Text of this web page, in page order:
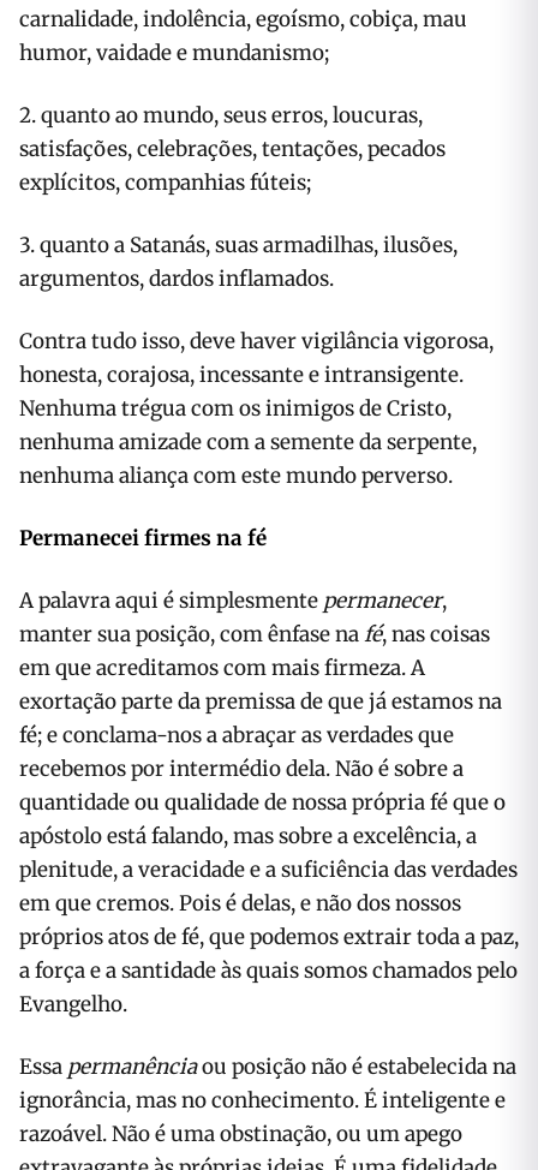
carnalidade, indolência, egoísmo, cobiça, mau
humor, vaidade e mundanismo;
2. quanto ao mundo, seus erros, loucuras,
satisfações, celebrações, tentações, pecados
explícitos, companhias fúteis;
3. quanto a Satanás, suas armadilhas, ilusões,
argumentos, dardos inflamados.
Contra tudo isso, deve haver vigilância vigorosa,
honesta, corajosa, incessante e intransigente.
Nenhuma trégua com os inimigos de Cristo,
nenhuma amizade com a semente da serpente,
nenhuma aliança com este mundo perverso.
Permanecei firmes na fé
A palavra aqui é simplesmente permanecer,
manter sua posição, com ênfase nafé, nas coisas
em que acreditamos com mais firmeza. A
exortação parte da premissa de que já estamos na
fé; e conclama-nos a abraçar as verdades que
recebemos por intermédio dela. Não é sobre a
quantidade ou qualidade de nossa própria fé que o
apóstolo está falando, mas sobre a excelência, a
plenitude, a veracidade e a suficiência das verdades
em que cremos. Pois é delas, e não dos nossos
próprios atos de fé, que podemos extrair toda a paz,
a força e a santidade às quais somos chamados pelo
Evangelho.
Essa permanênciaou posição não é estabelecida na
ignorância, mas no conhecimento. É inteligente e
razoável. Não é uma obstinação, ou um apego